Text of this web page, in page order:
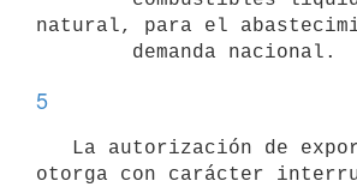
natural, para el
5
otorga con carácter